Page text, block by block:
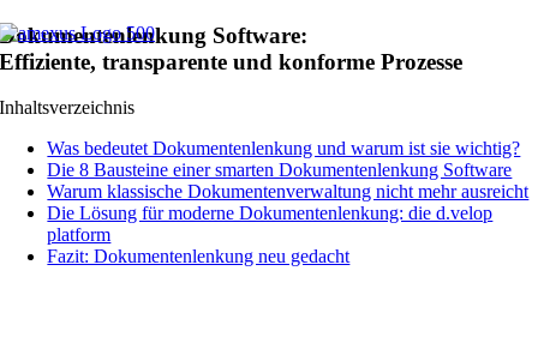
Zum
Inhalt
springen
Dokumentenlenkung Software:
Effiziente, transparente und konforme Prozesse
Inhaltsverzeichnis
Was bedeutet Dokumentenlenkung und warum ist sie wichtig?
Die 8 Bausteine einer smarten Dokumentenlenkung Software
Warum klassische Dokumentenverwaltung nicht mehr ausreicht
Die Lösung für moderne Dokumentenlenkung: die d.velop
platform
Fazit: Dokumentenlenkung neu gedacht